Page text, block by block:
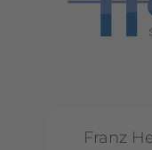
Franz